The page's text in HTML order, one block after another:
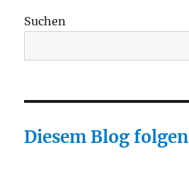
Suchen
Diesem Blog folgen